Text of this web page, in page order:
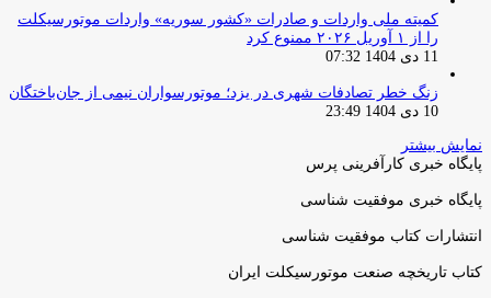
کمیته ملی واردات و صادرات «کشور سوریه» واردات موتورسیکلت
را از ۱ آوریل ۲۰۲۶ ممنوع کرد
11 دی 1404 07:32
زنگ خطر تصادفات شهری در یزد؛ موتورسواران نیمی از جان‌باختگان
10 دی 1404 23:49
نمایش بیشتر
پایگاه خبری کارآفرینی پرس
پایگاه خبری موفقیت شناسی
انتشارات کتاب موفقیت شناسی
کتاب تاریخچه صنعت موتورسیکلت ایران